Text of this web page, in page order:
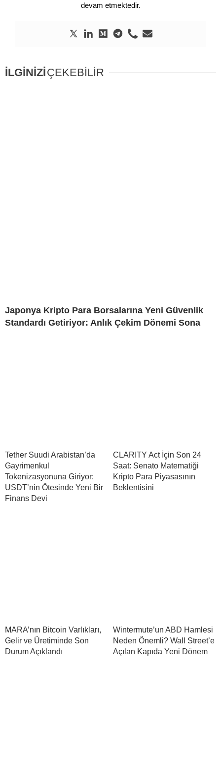
devam etmektedir.
İLGİNİZİÇEKEBİLİR
Japonya Kripto Para Borsalarına Yeni Güvenlik
Standardı Getiriyor: Anlık Çekim Dönemi Sona
Tether Suudi Arabistan’da
Gayrimenkul
Tokenizasyonuna Giriyor:
USDT’nin Ötesinde Yeni Bir
Finans Devi
CLARITY Act İçin Son 24
Saat: Senato Matematiği
Kripto Para Piyasasının
Beklentisini
MARA’nın Bitcoin Varlıkları,
Gelir ve Üretiminde Son
Durum Açıklandı
Wintermute’un ABD Hamlesi
Neden Önemli? Wall Street’e
Açılan Kapıda Yeni Dönem